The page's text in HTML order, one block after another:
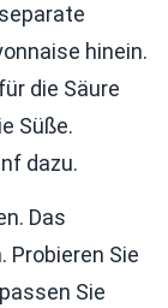
hinein.
die Säure
Süße.
dazu.
Das
Probieren Sie
Sie